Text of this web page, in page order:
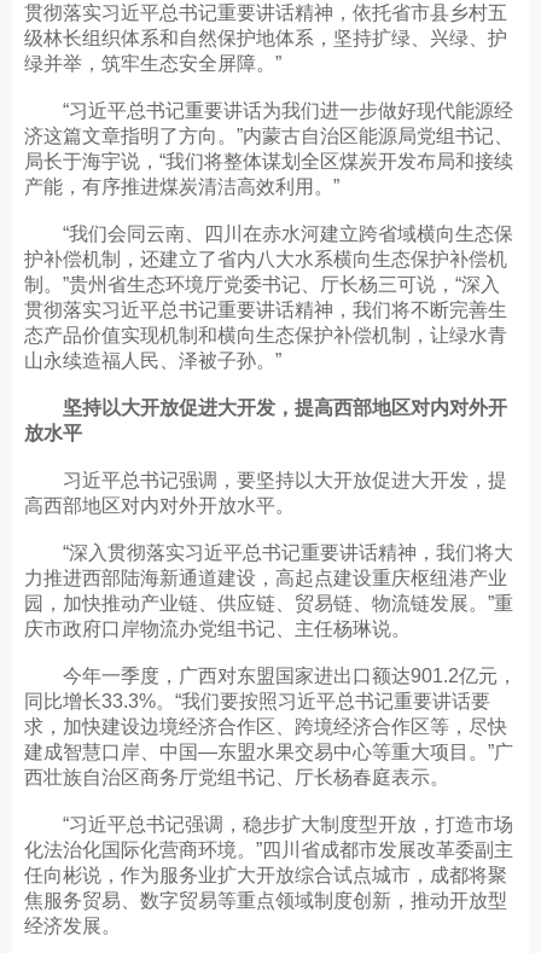
贯彻落实习近平总书记重要讲话精神，依托省市县乡村五
级林长组织体系和自然保护地体系，坚持扩绿、兴绿、护
绿并举，筑牢生态安全屏障。”
“习近平总书记重要讲话为我们进一步做好现代能源经
济这篇文章指明了方向。”内蒙古自治区能源局党组书记、
局长于海宇说，“我们将整体谋划全区煤炭开发布局和接续
产能，有序推进煤炭清洁高效利用。”
“我们会同云南、四川在赤水河建立跨省域横向生态保
护补偿机制，还建立了省内八大水系横向生态保护补偿机
制。”贵州省生态环境厅党委书记、厅长杨三可说，“深入
贯彻落实习近平总书记重要讲话精神，我们将不断完善生
态产品价值实现机制和横向生态保护补偿机制，让绿水青
山永续造福人民、泽被子孙。”
坚持以大开放促进大开发，提高西部地区对内对外开
放水平
习近平总书记强调，要坚持以大开放促进大开发，提
高西部地区对内对外开放水平。
“深入贯彻落实习近平总书记重要讲话精神，我们将大
力推进西部陆海新通道建设，高起点建设重庆枢纽港产业
园，加快推动产业链、供应链、贸易链、物流链发展。”重
庆市政府口岸物流办党组书记、主任杨琳说。
今年一季度，广西对东盟国家进出口额达901.2亿元，
同比增长33.3%。“我们要按照习近平总书记重要讲话要
求，加快建设边境经济合作区、跨境经济合作区等，尽快
建成智慧口岸、中国—东盟水果交易中心等重大项目。”广
西壮族自治区商务厅党组书记、厅长杨春庭表示。
“习近平总书记强调，稳步扩大制度型开放，打造市场
化法治化国际化营商环境。”四川省成都市发展改革委副主
任向彬说，作为服务业扩大开放综合试点城市，成都将聚
焦服务贸易、数字贸易等重点领域制度创新，推动开放型
经济发展。